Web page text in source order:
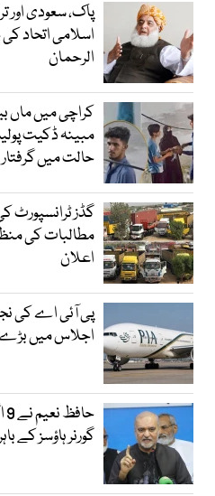
پاک، سعودی اور
اسلامی اتحاد
الرحمان
کراچی میں ماں
مبینہ ڈکیت
حالت میں گرفتار
گڈز ٹرانسپورٹ
مطالبات کی
اعلان
پی آئی اے کی
اجلاس میں
گورنر ہاؤسز کے